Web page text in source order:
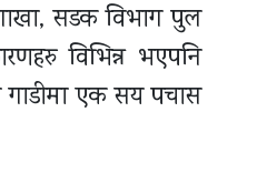
सडक विभाग पुल
विभिन्न भएपनि
गाडीमा एक सय पचास